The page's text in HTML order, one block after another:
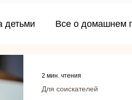
детьми Все о домашнем
Для соискателей
2 мин. чтения